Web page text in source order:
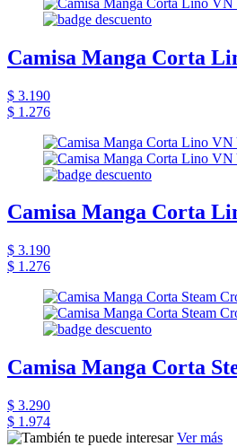
Camisa Manga Corta
$ 3.190
$ 1.276
Camisa Manga Corta
$ 3.190
$ 1.276
Camisa Manga Corta
$ 3.290
$ 1.974
Ver más